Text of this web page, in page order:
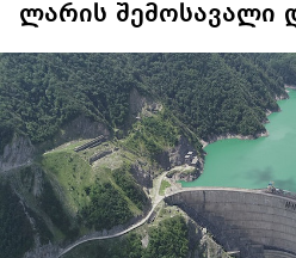
ლარის შემოსავალი